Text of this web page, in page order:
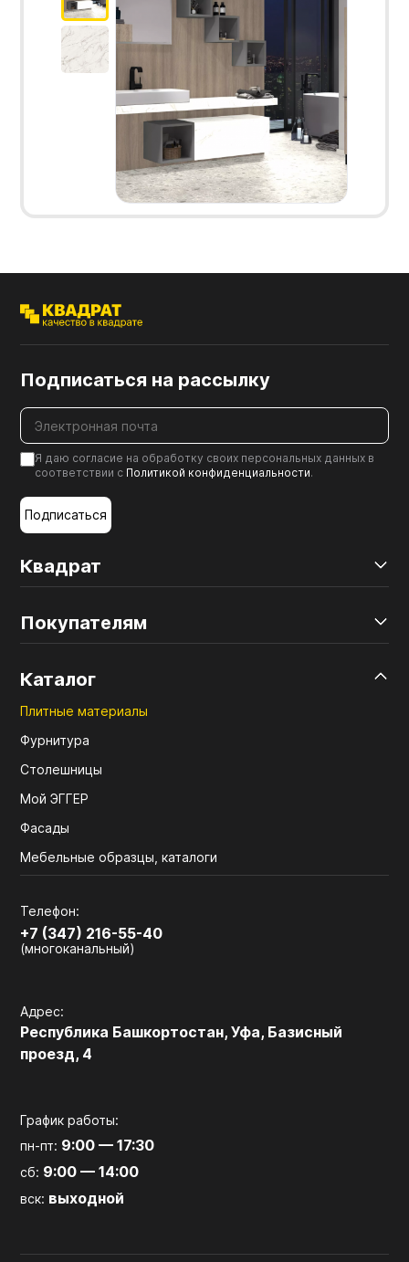
Квадрат
Покупателям
Каталог
Плитные материалы
Фурнитура
Столешницы
Мой ЭГГЕР
Фасады
Мебельные образцы, каталоги
Телефон:
+7 (347) 216-55-40
(многоканальный)
Адрес:
Республика Башкортостан, Уфа, Базисный
проезд, 4
График работы:
пн-пт: 9:00 — 17:30
сб: 9:00 — 14:00
вск: выходной
Подписаться на рассылку
Я даю согласие на обработку своих персональных данных в
соответствии с Политикой конфиденциальности.
Подписаться